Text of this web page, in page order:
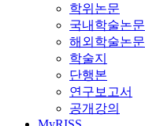
학위논문
국내학술논문
해외학술논문
학술지
단행본
연구보고서
공개강의